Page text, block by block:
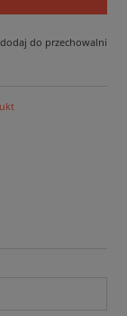
dodaj do przechowalni